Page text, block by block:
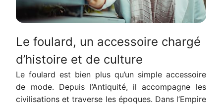
Le foulard, un accessoire chargé
d’histoire et de culture
Le foulard est bien plus qu’un simple accessoire
de mode. Depuis l’Antiquité, il accompagne les
civilisations et traverse les époques. Dans l’Empire